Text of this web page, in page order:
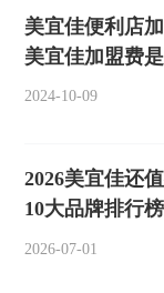
美宜佳便利店
美宜佳加盟费
2024-10-09
2026美宜佳还
10大品牌排行榜
2026-07-01